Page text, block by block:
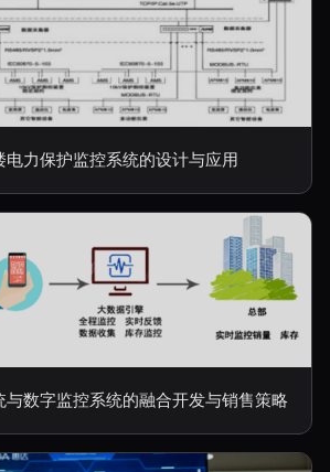
力保护监控系统的设计与应用
与数字监控系统的融合开发与销售策略